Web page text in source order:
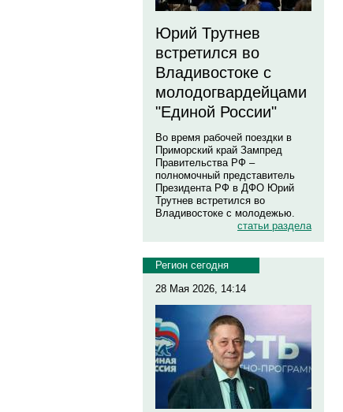
Юрий Трутнев
встретился во
Владивостоке с
молодогвардейцами
"Единой России"
Во время рабочей поездки в
Приморский край Зампред
Правительства РФ –
полномочный представитель
Президента РФ в ДФО Юрий
Трутнев встретился во
Владивостоке с молодежью.
статьи раздела
Регион сегодня
28 Мая 2026, 14:14